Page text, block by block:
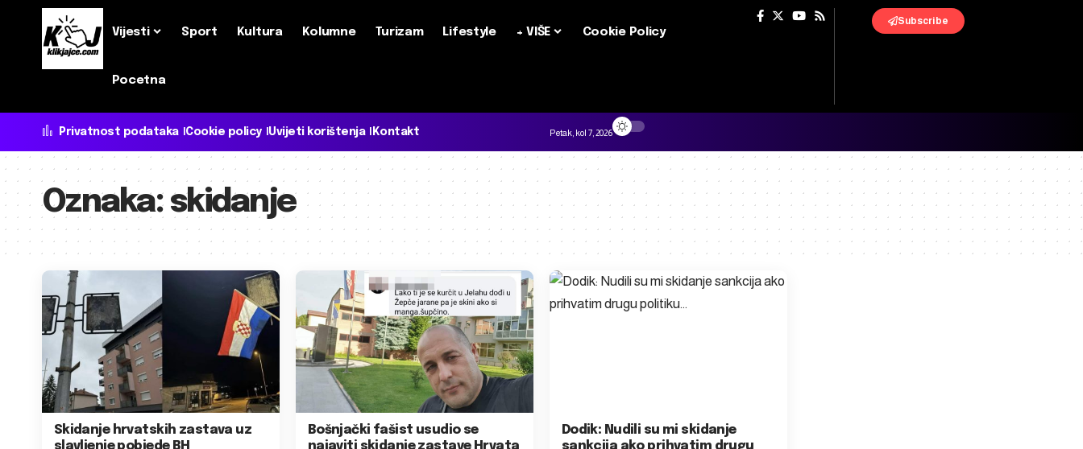
Vijesti Sport Kultura Kolumne Turizam Lifestyle + VIŠE Cookie Policy
Pocetna
Subscribe
Privatnost podataka Cookie policy Uvijeti korištenja Kontakt Petak, kol 7, 2026
Oznaka: skidanje
Skidanje hrvatskih zastava uz
slavljenje pobjede BH
Bošnjački fašist usudio se
najaviti skidanje zastave Hrvata
Dodik: Nudili su mi skidanje
sankcija ako prihvatim drugu